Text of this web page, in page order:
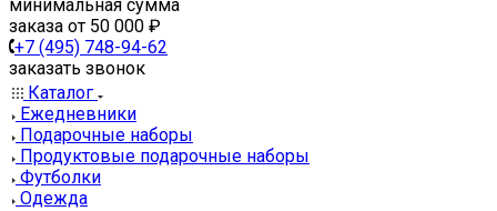
минимальная сумма
заказа от 50 000 ₽
+7 (495) 748-94-62
заказать звонок
Каталог
Ежедневники
Подарочные наборы
Продуктовые подарочные наборы
Футболки
Одежда